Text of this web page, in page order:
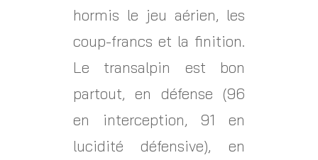
hormis le jeu aérien, les
coup-francs et la finition.
Le transalpin est bon
partout, en défense (96
en interception, 91 en
lucidité défensive), en